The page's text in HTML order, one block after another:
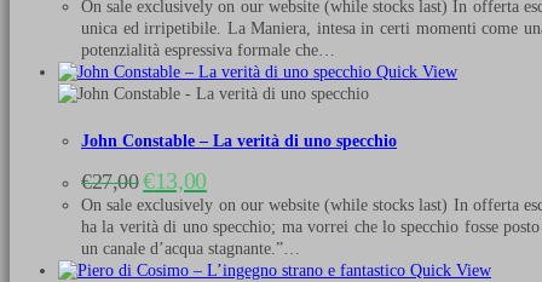
originale
era:
€27,00.
attuale
è:
€9,00.
On sale exclusively on our website (while stocks last) In offerta
unica ed irripetibile. La Maniera, intesa in certi momenti come
potenzialità espressiva formale che…
Quick View
John Constable – La verità di uno specchio
€27,00Il
prezzo
originale
era:
€27,00.
€13,00Il
prezzo
attuale
è:
€13,00.
On sale exclusively on our website (while stocks last) In offerta
ha la verità di uno specchio; ma vorrei che lo specchio fosse
un canale d’acqua stagnante.”…
Quick View